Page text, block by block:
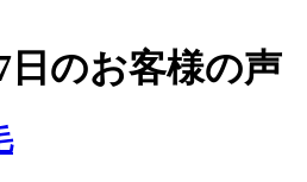
日のお客様の声